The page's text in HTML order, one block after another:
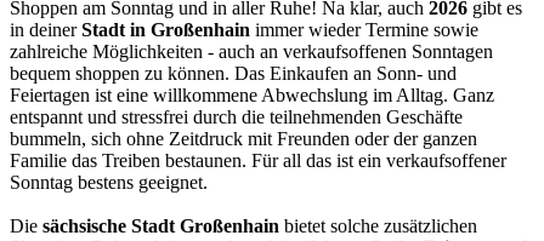
Shoppen am Sonntag und in aller Ruhe! Na klar, auch 2026 gibt es
in deinerStadt in Großenhain immer wieder Termine sowie
zahlreiche Möglichkeiten - auch an verkaufsoffenen Sonntagen
bequem shoppen zu können. Das Einkaufen an Sonn- und
Feiertagen ist eine willkommene Abwechslung im Alltag. Ganz
entspannt und stressfrei durch die teilnehmenden Geschäfte
bummeln, sich ohne Zeitdruck mit Freunden oder der ganzen
Familie das Treiben bestaunen. Für all das ist ein verkaufsoffener
Sonntag bestens geeignet.
Die sächsische Stadt Großenhain bietet solche zusätzlichen